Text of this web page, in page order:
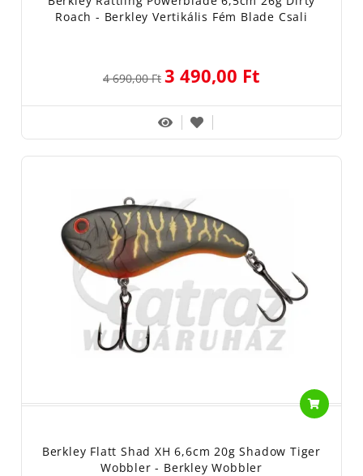
Roach - Berkley Vertikális Fém Blade Csali
4 690,00 Ft 3 490,00 Ft
Berkley Flatt Shad XH 6,6cm 20g Shadow Tiger
Wobbler - Berkley Wobbler